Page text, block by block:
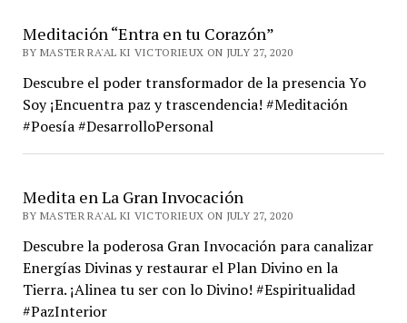
Meditación “Entra en tu Corazón”
BY MASTER RA'AL KI VICTORIEUX ON JULY 27, 2020
Descubre el poder transformador de la presencia Yo
Soy ¡Encuentra paz y trascendencia! #Meditación
#Poesía #DesarrolloPersonal
Medita en La Gran Invocación
BY MASTER RA'AL KI VICTORIEUX ON JULY 27, 2020
Descubre la poderosa Gran Invocación para canalizar
Energías Divinas y restaurar el Plan Divino en la
Tierra. ¡Alinea tu ser con lo Divino! #Espiritualidad
#PazInterior